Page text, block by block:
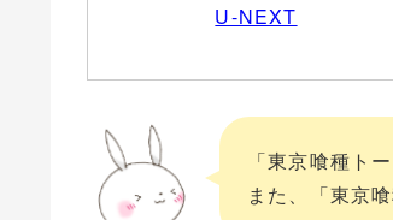
U-NEXT
「東京喰種ト
また、「東京